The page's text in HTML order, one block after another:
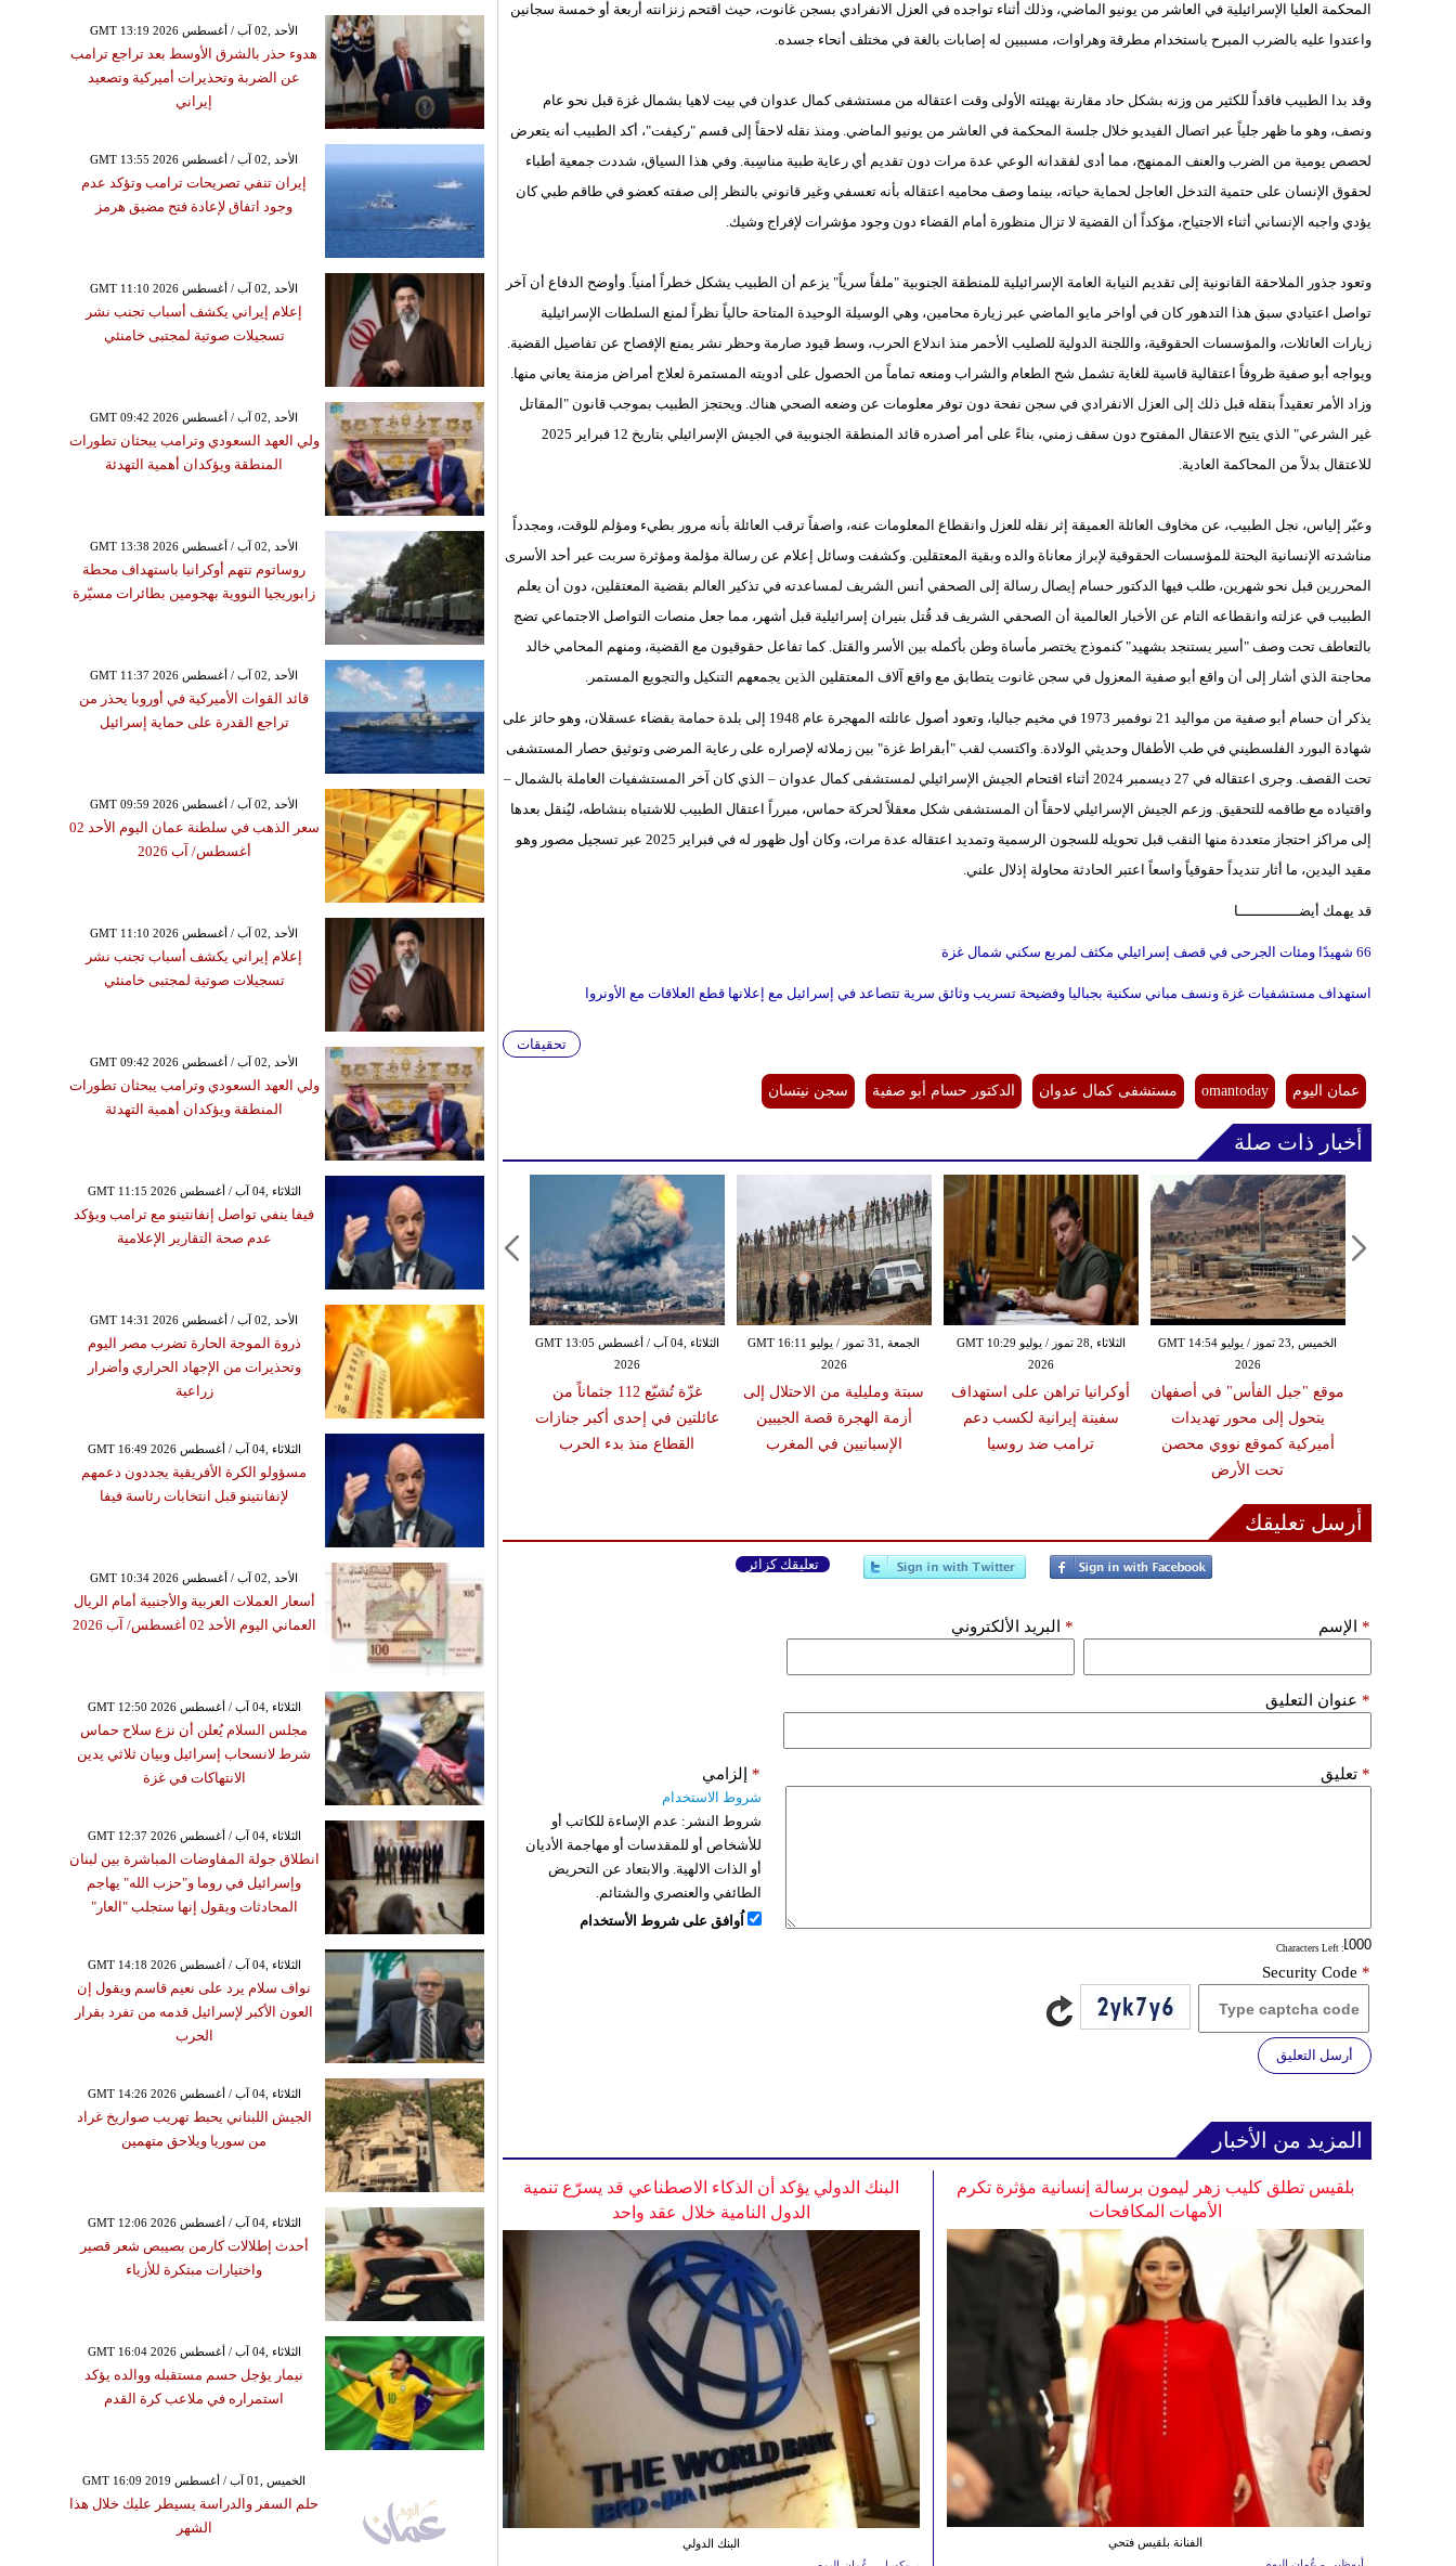
المحكمة العليا الإسرائيلية في العاشر من يونيو الماضي، وذلك أثناء تواجده في العزل الانفرادي بسجن غانوت، حيث اقتحم زنزانته أربعة أو خمسة سجانين
واعتدوا عليه بالضرب المبرح باستخدام مطرقة وهراوات، مسببين له إصابات بالغة في مختلف أنحاء جسده.
وقد بدا الطبيب فاقداً للكثير من وزنه بشكل حاد مقارنة بهيئته الأولى وقت اعتقاله من مستشفى كمال عدوان في بيت لاهيا بشمال غزة قبل نحو عام
ونصف، وهو ما ظهر جلياً عبر اتصال الفيديو خلال جلسة المحكمة في العاشر من يونيو الماضي. ومنذ نقله لاحقاً إلى قسم "ركيفت"، أكد الطبيب أنه يتعرض
لحصص يومية من الضرب والعنف الممنهج، مما أدى لفقدانه الوعي عدة مرات دون تقديم أي رعاية طبية مناسِبة. وفي هذا السياق، شددت جمعية أطباء
لحقوق الإنسان على حتمية التدخل العاجل لحماية حياته، بينما وصف محاميه اعتقاله بأنه تعسفي وغير قانوني بالنظر إلى صفته كعضو في طاقم طبي كان
يؤدي واجبه الإنساني أثناء الاجتياح، مؤكداً أن القضية لا تزال منظورة أمام القضاء دون وجود مؤشرات لإفراج وشيك.
وتعود جذور الملاحقة القانونية إلى تقديم النيابة العامة الإسرائيلية للمنطقة الجنوبية "ملفاً سرياً" يزعم أن الطبيب يشكل خطراً أمنياً. وأوضح الدفاع أن آخر
تواصل اعتيادي سبق هذا التدهور كان في أواخر مايو الماضي عبر زيارة محامين، وهي الوسيلة الوحيدة المتاحة حالياً نظراً لمنع السلطات الإسرائيلية
زيارات العائلات، والمؤسسات الحقوقية، واللجنة الدولية للصليب الأحمر منذ اندلاع الحرب، وسط قيود صارمة وحظر نشر يمنع الإفصاح عن تفاصيل القضية.
ويواجه أبو صفية ظروفاً اعتقالية قاسية للغاية تشمل شح الطعام والشراب ومنعه تماماً من الحصول على أدويته المستمرة لعلاج أمراض مزمنة يعاني منها.
وزاد الأمر تعقيداً بنقله قبل ذلك إلى العزل الانفرادي في سجن نفحة دون توفر معلومات عن وضعه الصحي هناك. ويحتجز الطبيب بموجب قانون "المقاتل
غير الشرعي" الذي يتيح الاعتقال المفتوح دون سقف زمني، بناءً على أمر أصدره قائد المنطقة الجنوبية في الجيش الإسرائيلي بتاريخ 12 فبراير 2025
للاعتقال بدلاً من المحاكمة العادية.
وعبّر إلياس، نجل الطبيب، عن مخاوف العائلة العميقة إثر نقله للعزل وانقطاع المعلومات عنه، واصفاً ترقب العائلة بأنه مرور بطيء ومؤلم للوقت، ومجدداً
مناشدته الإنسانية البحتة للمؤسسات الحقوقية لإبراز معاناة والده وبقية المعتقلين. وكشفت وسائل إعلام عن رسالة مؤلمة ومؤثرة سربت عبر أحد الأسرى
المحررين قبل نحو شهرين، طلب فيها الدكتور حسام إيصال رسالة إلى الصحفي أنس الشريف لمساعدته في تذكير العالم بقضية المعتقلين، دون أن يعلم
الطبيب في عزلته وانقطاعه التام عن الأخبار العالمية أن الصحفي الشريف قد قُتل بنيران إسرائيلية قبل أشهر، مما جعل منصات التواصل الاجتماعي تضج
بالتعاطف تحت وصف "أسير يستنجد بشهيد" كنموذج يختصر مأساة وطن بأكمله بين الأسر والقتل. كما تفاعل حقوقيون مع القضية، ومنهم المحامي خالد
محاجنة الذي أشار إلى أن واقع أبو صفية المعزول في سجن غانوت يتطابق مع واقع آلاف المعتقلين الذين يجمعهم التنكيل والتجويع المستمر.
يذكر أن حسام أبو صفية من مواليد 21 نوفمبر 1973 في مخيم جباليا، وتعود أصول عائلته المهجرة عام 1948 إلى بلدة حمامة بقضاء عسقلان، وهو حائز على
شهادة البورد الفلسطيني في طب الأطفال وحديثي الولادة. واكتسب لقب "أبقراط غزة" بين زملائه لإصراره على رعاية المرضى وتوثيق حصار المستشفى
تحت القصف. وجرى اعتقاله في 27 ديسمبر 2024 أثناء اقتحام الجيش الإسرائيلي لمستشفى كمال عدوان – الذي كان آخر المستشفيات العاملة بالشمال –
واقتياده مع طاقمه للتحقيق. وزعم الجيش الإسرائيلي لاحقاً أن المستشفى شكل معقلاً لحركة حماس، مبرراً اعتقال الطبيب للاشتباه بنشاطه، ليُنقل بعدها
إلى مراكز احتجاز متعددة منها النقب قبل تحويله للسجون الرسمية وتمديد اعتقاله عدة مرات، وكان أول ظهور له في فبراير 2025 عبر تسجيل مصور وهو
مقيد اليدين، ما أثار تنديداً حقوقياً واسعاً اعتبر الحادثة محاولة إذلال علني.
قد يهمك أيضــــــــــــــا
66 شهيدًا ومئات الجرحى في قصف إسرائيلي مكثف لمربع سكني شمال غزة
استهداف مستشفيات غزة ونسف مباني سكنية بجباليا وفضيحة تسريب وثائق سرية تتصاعد في إسرائيل مع إعلانها قطع العلاقات مع الأونروا
تحقيقات
عمان اليوم omantoday مستشفى كمال عدوان الدكتور حسام أبو صفية سجن نيتسان
أخبار ذات صلة
الثلاثاء ,04 آب / أغسطس GMT 13:05
2026
غزّة تُشيّع 112 جثماناً من
عائلتين في إحدى أكبر جنازات
القطاع منذ بدء الحرب
الجمعة ,31 تموز / يوليو GMT 16:11
2026
سبتة ومليلية من الاحتلال إلى
أزمة الهجرة قصة الجيبين
الإسبانيين في المغرب
الثلاثاء ,28 تموز / يوليو GMT 10:29
2026
أوكرانيا تراهن على استهداف
سفينة إيرانية لكسب دعم
ترامب ضد روسيا
الخميس ,23 تموز / يوليو GMT 14:54
2026
موقع "جبل الفأس" في أصفهان
يتحول إلى محور تهديدات
أميركية كموقع نووي محصن
تحت الأرض
أرسل تعليقك
تعليقك كزائر
الإسم * البريد الألكتروني *
عنوان التعليق *
تعليق *
: Characters Left
إلزامي *
شروط الاستخدام
شروط النشر: عدم الإساءة للكاتب أو
للأشخاص أو للمقدسات أو مهاجمة الأديان
أو الذات الالهية. والابتعاد عن التحريض
الطائفي والعنصري والشتائم.
اُوافق على شروط الأستخدام
Security Code *
أرسل التعليق
المزيد من الأخبار
البنك الدولي يؤكد أن الذكاء الاصطناعي قد يسرّع تنمية
الدول النامية خلال عقد واحد
البنك الدولي
بلقيس تطلق كليب زهر ليمون برسالة إنسانية مؤثرة تكرم
الأمهات المكافحات
الفنانة بلقيس فتحي
GMT 13:19 2026 الأحد ,02 آب / أغسطس
هدوء حذر بالشرق الأوسط بعد تراجع ترامب
عن الضربة وتحذيرات أميركية وتصعيد
إيراني
GMT 13:55 2026 الأحد ,02 آب / أغسطس
إيران تنفي تصريحات ترامب وتؤكد عدم
وجود اتفاق لإعادة فتح مضيق هرمز
GMT 11:10 2026 الأحد ,02 آب / أغسطس
إعلام إيراني يكشف أسباب تجنب نشر
تسجيلات صوتية لمجتبى خامنئي
GMT 09:42 2026 الأحد ,02 آب / أغسطس
ولي العهد السعودي وترامب يبحثان تطورات
المنطقة ويؤكدان أهمية التهدئة
GMT 13:38 2026 الأحد ,02 آب / أغسطس
روساتوم تتهم أوكرانيا باستهداف محطة
زابوريجيا النووية بهجومين بطائرات مسيّرة
GMT 11:37 2026 الأحد ,02 آب / أغسطس
قائد القوات الأميركية في أوروبا يحذر من
تراجع القدرة على حماية إسرائيل
GMT 09:59 2026 الأحد ,02 آب / أغسطس
سعر الذهب في سلطنة عمان اليوم الأحد 02
أغسطس/ آب 2026
GMT 11:10 2026 الأحد ,02 آب / أغسطس
إعلام إيراني يكشف أسباب تجنب نشر
تسجيلات صوتية لمجتبى خامنئي
GMT 09:42 2026 الأحد ,02 آب / أغسطس
ولي العهد السعودي وترامب يبحثان تطورات
المنطقة ويؤكدان أهمية التهدئة
GMT 11:15 2026 الثلاثاء ,04 آب / أغسطس
فيفا ينفي تواصل إنفانتينو مع ترامب ويؤكد
عدم صحة التقارير الإعلامية
GMT 14:31 2026 الأحد ,02 آب / أغسطس
ذروة الموجة الحارة تضرب مصر اليوم
وتحذيرات من الإجهاد الحراري وأضرار
زراعية
GMT 16:49 2026 الثلاثاء ,04 آب / أغسطس
مسؤولو الكرة الأفريقية يجددون دعمهم
لإنفانتينو قبل انتخابات رئاسة فيفا
GMT 10:34 2026 الأحد ,02 آب / أغسطس
أسعار العملات العربية والأجنبية أمام الريال
العماني اليوم الأحد 02 أغسطس/ آب 2026
GMT 12:50 2026 الثلاثاء ,04 آب / أغسطس
مجلس السلام يُعلن أن نزع سلاح حماس
شرط لانسحاب إسرائيل وبيان ثلاثي يدين
الانتهاكات في غزة
GMT 12:37 2026 الثلاثاء ,04 آب / أغسطس
انطلاق جولة المفاوضات المباشرة بين لبنان
وإسرائيل في روما و"حزب الله" يهاجم
المحادثات ويقول إنها ستجلب "العار"
GMT 14:18 2026 الثلاثاء ,04 آب / أغسطس
نواف سلام يرد على نعيم قاسم ويقول إن
العون الأكبر لإسرائيل قدمه من تفرد بقرار
الحرب
GMT 14:26 2026 الثلاثاء ,04 آب / أغسطس
الجيش اللبناني يحبط تهريب صواريخ غراد
من سوريا ويلاحق متهمين
GMT 12:06 2026 الثلاثاء ,04 آب / أغسطس
أحدث إطلالات كارمن بصيبص شعر قصير
واختيارات مبتكرة للأزياء
GMT 16:04 2026 الثلاثاء ,04 آب / أغسطس
نيمار يؤجل حسم مستقبله ووالده يؤكد
استمراره في ملاعب كرة القدم
GMT 16:09 2019 الخميس ,01 آب / أغسطس
حلم السفر والدراسة يسيطر عليك خلال هذا
الشهر